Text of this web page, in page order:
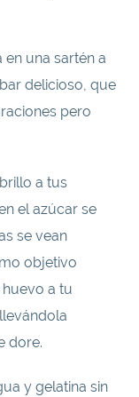
una sartén a
delicioso, que
pero
a tus
el azúcar se
se vean
objetivo
a tu
dore.
y gelatina sin